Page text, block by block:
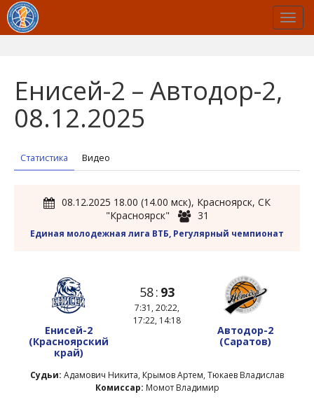
Енисей-2 – Автодор-2,
08.12.2025
Статистика Видео